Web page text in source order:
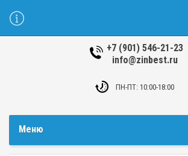
+7 (901) 546-21-23
info@zinbest.ru
ПН-ПТ: 10:00-18:00
Меню